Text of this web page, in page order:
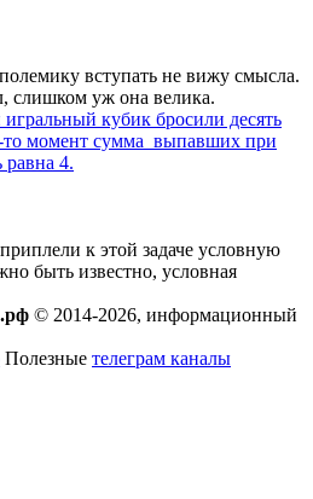
вступать не вижу смысла.
слишком уж она велика.
кубик бросили десять
то момент сумма выпавших при
равна 4.
к этой задаче условную
быть известно, условная
© 2014-2026, информационный
Полезные телеграм каналы